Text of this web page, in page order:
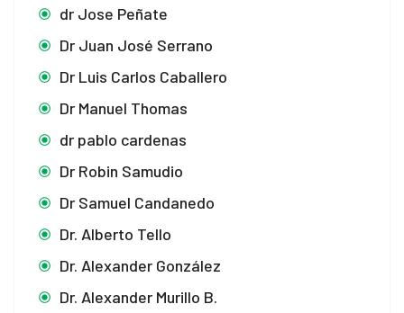
dr Jose Peñate
Dr Juan José Serrano
Dr Luis Carlos Caballero
Dr Manuel Thomas
dr pablo cardenas
Dr Robin Samudio
Dr Samuel Candanedo
Dr. Alberto Tello
Dr. Alexander González
Dr. Alexander Murillo B.